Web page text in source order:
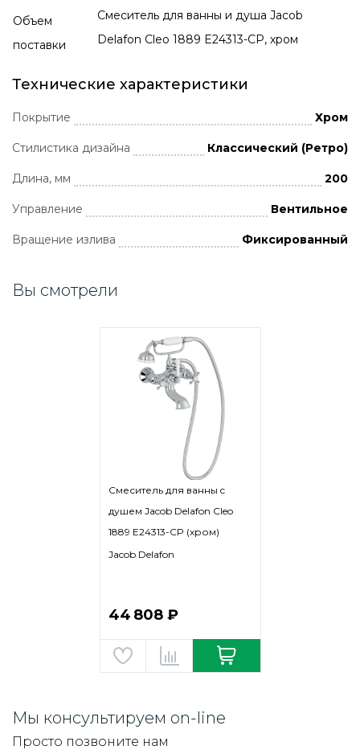
Объем
поставки
Смеситель для ванны и душа Jacob
Delafon Cleo 1889 E24313-CP, хром
Технические характеристики
Покрытие Хром
Стилистика дизайна Классический (Ретро)
Длина, мм 200
Управление Вентильное
Вращение излива Фиксированный
Вы смотрели
Смеситель для ванны c
душем Jacob Delafon Cleo
1889 E24313-CP (хром)
Jacob Delafon
44 808 ₽
Мы консультируем on-line
Просто позвоните нам